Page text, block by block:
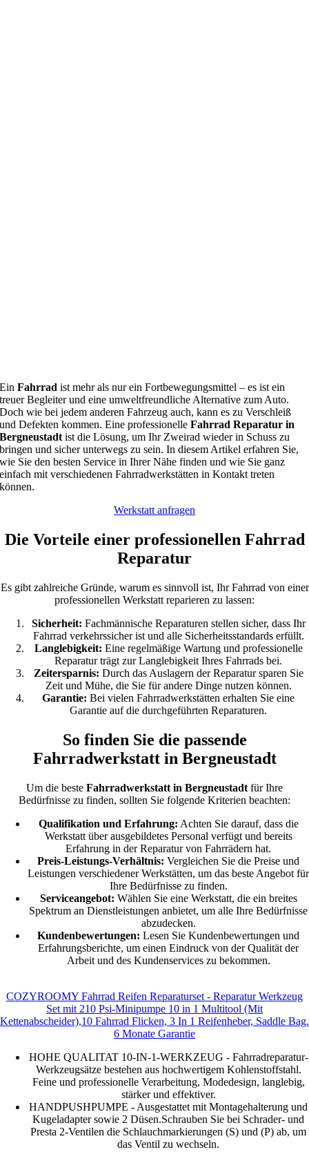
EinFahrrad ist mehr als nur ein Fortbewegungsmittel – es ist ein
treuer Begleiter und eine umweltfreundliche Alternative zum Auto.
Doch wie bei jedem anderen Fahrzeug auch, kann es zu Verschleiß
und Defekten kommen. Eine professionelleFahrrad Reparatur in
Bergneustadt ist die Lösung, um Ihr Zweirad wieder in Schuss zu
bringen und sicher unterwegs zu sein. In diesem Artikel erfahren Sie,
wie Sie den besten Service in Ihrer Nähe finden und wie Sie ganz
einfach mit verschiedenen Fahrradwerkstätten in Kontakt treten
können.
Werkstatt anfragen
Die Vorteile einer professionellen Fahrrad
Reparatur
Es gibt zahlreiche Gründe, warum es sinnvoll ist, Ihr Fahrrad von einer
professionellen Werkstatt reparieren zu lassen:
Sicherheit: Fachmännische Reparaturen stellen sicher, dass Ihr
Fahrrad verkehrssicher ist und alle Sicherheitsstandards erfüllt.
Langlebigkeit: Eine regelmäßige Wartung und professionelle
Reparatur trägt zur Langlebigkeit Ihres Fahrrads bei.
Zeitersparnis: Durch das Auslagern der Reparatur sparen Sie
Zeit und Mühe, die Sie für andere Dinge nutzen können.
Garantie: Bei vielen Fahrradwerkstätten erhalten Sie eine
Garantie auf die durchgeführten Reparaturen.
So finden Sie die passende
Fahrradwerkstatt in Bergneustadt
Um die beste Fahrradwerkstatt in Bergneustadt für Ihre
Bedürfnisse zu finden, sollten Sie folgende Kriterien beachten:
Qualifikation und Erfahrung: Achten Sie darauf, dass die
Werkstatt über ausgebildetes Personal verfügt und bereits
Erfahrung in der Reparatur von Fahrrädern hat.
Preis-Leistungs-Verhältnis: Vergleichen Sie die Preise und
Leistungen verschiedener Werkstätten, um das beste Angebot für
Ihre Bedürfnisse zu finden.
Serviceangebot: Wählen Sie eine Werkstatt, die ein breites
Spektrum an Dienstleistungen anbietet, um alle Ihre Bedürfnisse
abzudecken.
Kundenbewertungen: Lesen Sie Kundenbewertungen und
Erfahrungsberichte, um einen Eindruck von der Qualität der
Arbeit und des Kundenservices zu bekommen.
COZYROOMY Fahrrad Reifen Reparaturset - Reparatur Werkzeug
Set mit 210 Psi-Minipumpe 10 in 1 Multitool (Mit
Kettenabscheider),10 Fahrrad Flicken, 3 In 1 Reifenheber, Saddle Bag.
6 Monate Garantie
HOHE QUALITAT 10-IN-1-WERKZEUG - Fahrradreparatur-
Werkzeugsätze bestehen aus hochwertigem Kohlenstoffstahl.
Feine und professionelle Verarbeitung, Modedesign, langlebig,
stärker und effektiver.
HANDPUSHPUMPE - Ausgestattet mit Montagehalterung und
Kugeladapter sowie 2 Düsen.Schrauben Sie bei Schrader- und
Presta 2-Ventilen die Schlauchmarkierungen (S) und (P) ab, um
das Ventil zu wechseln.